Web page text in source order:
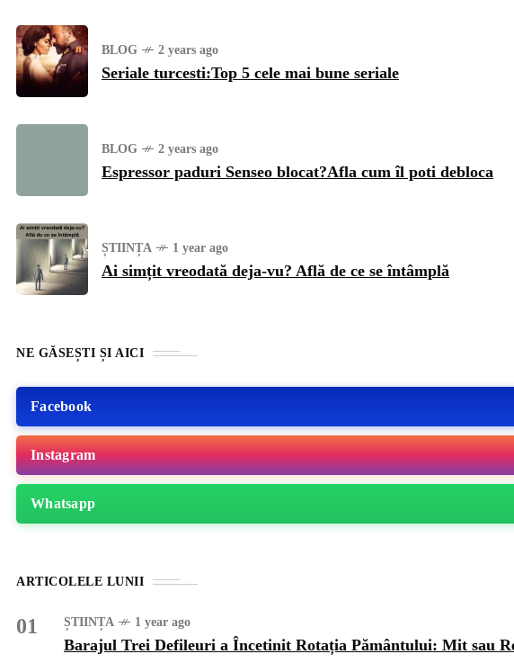
BLOG 2 years ago
Seriale turcesti:Top 5 cele mai bune seriale
BLOG 2 years ago
Espressor paduri Senseo blocat?Afla cum îl poti debloca
ȘTIINȚA 1 year ago
Ai simțit vreodată deja-vu? Află de ce se întâmplă
NE GĂSEȘTI ȘI AICI
Facebook
Instagram
Whatsapp
ARTICOLELE LUNII
01 ȘTIINȚA 1 year ago
Barajul Trei Defileuri a Încetinit Rotația Pământului: Mit sau